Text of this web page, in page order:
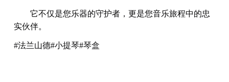
它不仅是您乐器的守护者，更是您音乐旅程中的忠
实伙伴。
#法兰山德#小提琴#琴盒